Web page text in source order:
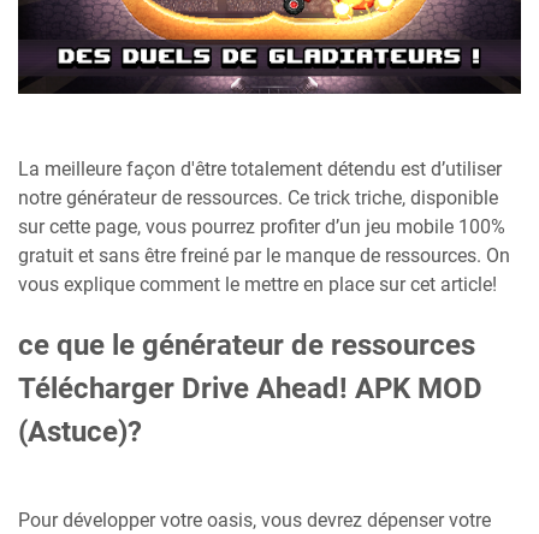
La meilleure façon d'être totalement détendu est d’utiliser
notre générateur de ressources. Ce trick triche, disponible
sur cette page, vous pourrez profiter d’un jeu mobile 100%
gratuit et sans être freiné par le manque de ressources. On
vous explique comment le mettre en place sur cet article!
ce que le générateur de ressources
Télécharger Drive Ahead! APK MOD
(Astuce)?
Pour développer votre oasis, vous devrez dépenser votre